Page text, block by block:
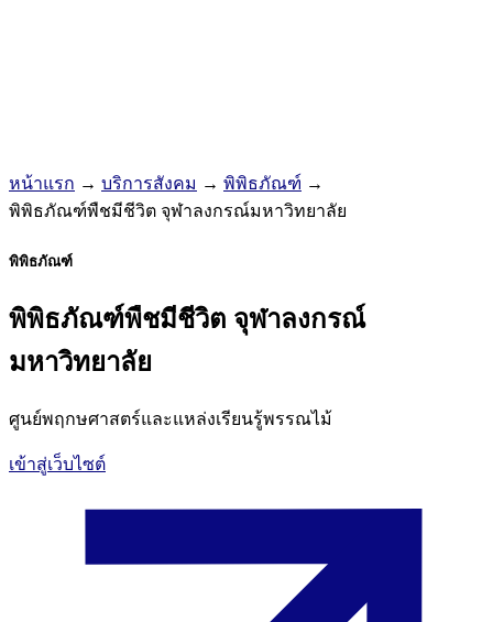
หน้าแรก → บริการสังคม → พิพิธภัณฑ์ →
พิพิธภัณฑ์พืชมีชีวิต จุฬาลงกรณ์มหาวิทยาลัย
พิพิธภัณฑ์
พิพิธภัณฑ์พืชมีชีวิต จุฬาลงกรณ์
มหาวิทยาลัย
ศูนย์พฤกษศาสตร์และแหล่งเรียนรู้พรรณไม้
เข้าสู่เว็บไซต์